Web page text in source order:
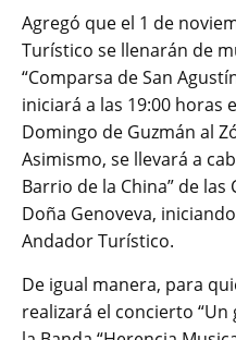
Agregó que el 1 de
Turístico se llenarán de
“Comparsa de San
iniciará a las 19:00 horas
Domingo de Guzmán al
Asimismo, se llevará a
Barrio de la China” de las
Doña Genoveva,
Andador Turístico.
De igual manera, para
realizará el concierto